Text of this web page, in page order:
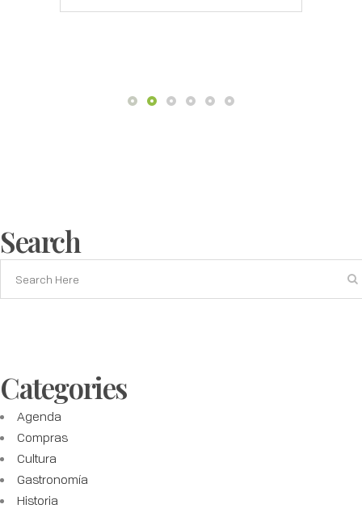
Search
Categories
Agenda
Compras
Cultura
Gastronomía
Historia